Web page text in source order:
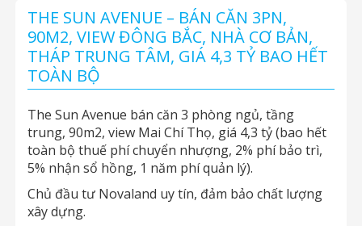
THE SUN AVENUE – BÁN CĂN 3PN,
90M2, VIEW ĐÔNG BẮC, NHÀ CƠ BẢN,
THÁP TRUNG TÂM, GIÁ 4,3 TỶ BAO HẾT
TOÀN BỘ
The Sun Avenue bán căn 3 phòng ngủ, tầng
trung, 90m2, view Mai Chí Thọ, giá 4,3 tỷ (bao hết
toàn bộ thuế phí chuyển nhượng, 2% phí bảo trì,
5% nhận sổ hồng, 1 năm phí quản lý).
Chủ đầu tư Novaland uy tín, đảm bảo chất lượng
xây dựng.